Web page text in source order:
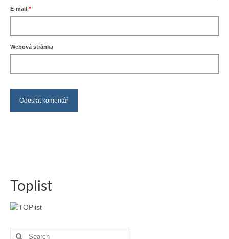
E-mail *
Webová stránka
Toplist
Search